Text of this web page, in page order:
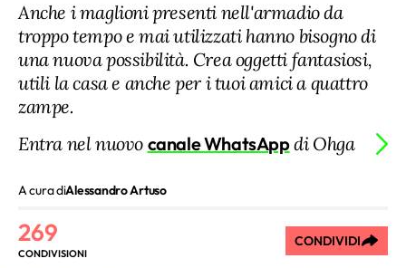
Anche i maglioni presenti nell'armadio da
troppo tempo e mai utilizzati hanno bisogno di
una nuova possibilità. Crea oggetti fantasiosi,
utili la casa e anche per i tuoi amici a quattro
zampe.
Entra nel nuovo canale WhatsAppdi Ohga
A cura diAlessandro Artuso
269
CONDIVISIONI
CONDIVIDI